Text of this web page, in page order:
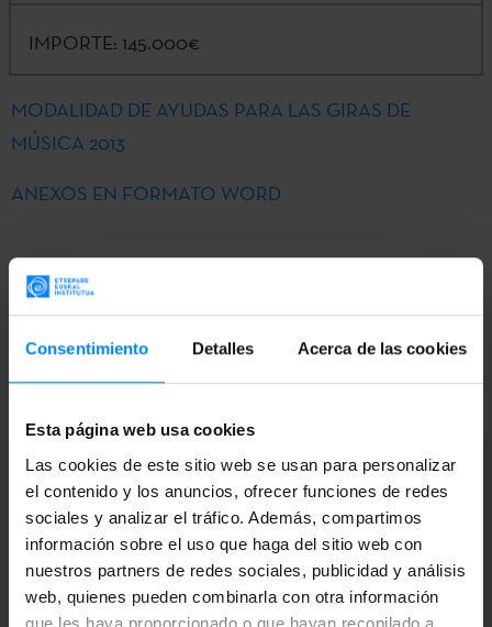
Consentimiento Detalles Acerca de las cookies
Esta página web usa cookies
Las cookies de este sitio web se usan para personalizar
el contenido y los anuncios, ofrecer funciones de redes
sociales y analizar el tráfico. Además, compartimos
información sobre el uso que haga del sitio web con
nuestros partners de redes sociales, publicidad y análisis
web, quienes pueden combinarla con otra información
que les haya proporcionado o que hayan recopilado a
IMPORTE: 145.000€
MODALIDAD DE AYUDAS PARA LAS GIRAS DE
MÚSICA 2013
ANEXOS EN FORMATO WORD
VOLVER
Recibe avisos en tu